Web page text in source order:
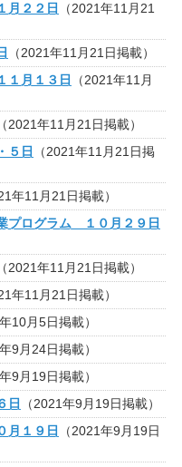
２２日
（2021年11月21
（2021年11月21日掲載）
１月１３日
（2021年11月
（2021年11月21日掲載）
５日
（2021年11月21日掲
年11月21日掲載）
プログラム １０月２９日
（2021年11月21日掲載）
年11月21日掲載）
10月5日掲載）
9月24日掲載）
9月19日掲載）
日
（2021年9月19日掲載）
１９日
（2021年9月19日